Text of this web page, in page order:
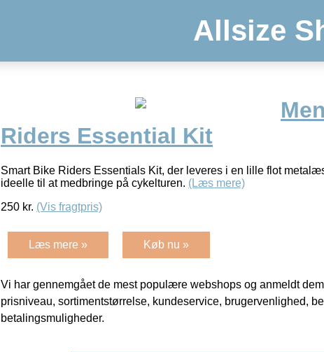
Allsize
Riders Essential Kit
Smart Bike Riders Essentials Kit, der leveres i en lille flot
ideelle til at medbringe på cykelturen. (Læs mere)
250 kr. (Vis fragtpris)
Læs mere » Køb nu »
Vi har gennemgået de mest populære webshops og anmeldt
prisniveau, sortimentstørrelse, kundeservice, brugervenlighed,
betalingsmuligheder.